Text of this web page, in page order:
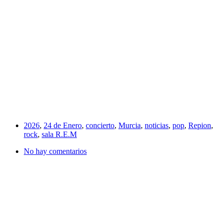
2026, 24 de Enero, concierto, Murcia, noticias, pop, Repion,
rock, sala R.E.M
No hay comentarios